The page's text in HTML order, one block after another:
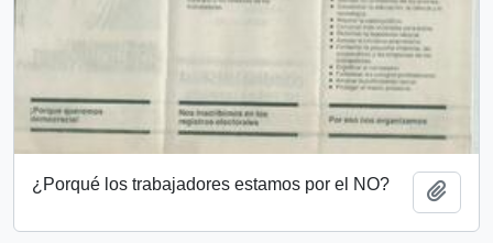
¿Porqué los trabajadores estamos por el NO?